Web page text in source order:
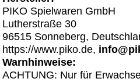
PIKO Spielwaren GmbH
Lutherstraße 30
96515 Sonneberg,
https://www.piko.de,
Warnhinweise:
ACHTUNG: Nur für